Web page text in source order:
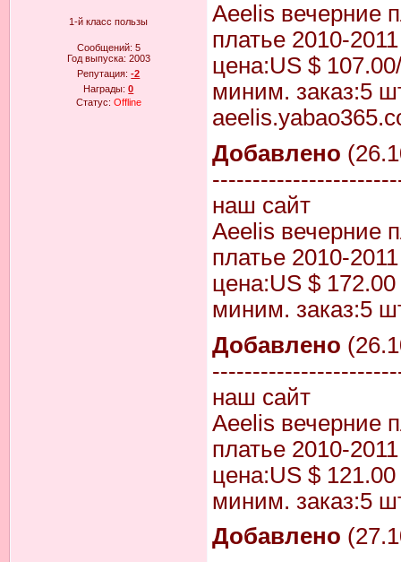
1-й класс пользы
Сообщений: 5
Год выпуска: 2003
Репутация:-2
Награды:0
Статус: Offline
Aeelis вечерние
платье 2010-
цена:US $
миним. заказ:5
Добавлено
наш сайт
Aeelis вечерние
платье 2010-
цена:US $
миним. заказ:5
Добавлено
наш сайт
Aeelis вечерние
платье 2010-
цена:US $
миним. заказ:5
Добавлено